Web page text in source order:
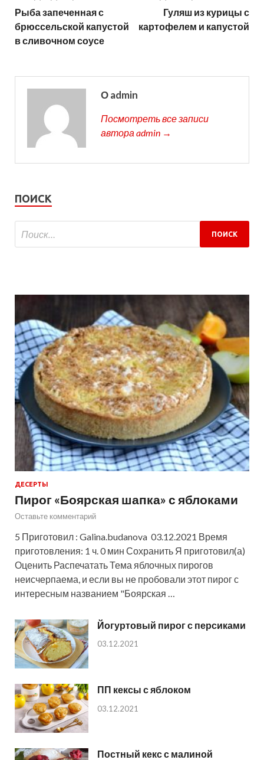
Рыба запеченная с
брюссельской капустой
в сливочном соусе
Гуляш из курицы с
картофелем и капустой
О admin
Посмотреть все записи
автора admin →
ПОИСК
ДЕСЕРТЫ
Пирог «Боярская шапка» с яблоками
Оставьте комментарий
5 Приготовил : Galina.budanova 03.12.2021 Время
приготовления: 1 ч. 0 мин Сохранить Я приготовил(а)
Оценить Распечатать Тема яблочных пирогов
неисчерпаема, и если вы не пробовали этот пирог с
интересным названием "Боярская …
Йогуртовый пирог с персиками
03.12.2021
ПП кексы с яблоком
03.12.2021
Постный кекс с малиной